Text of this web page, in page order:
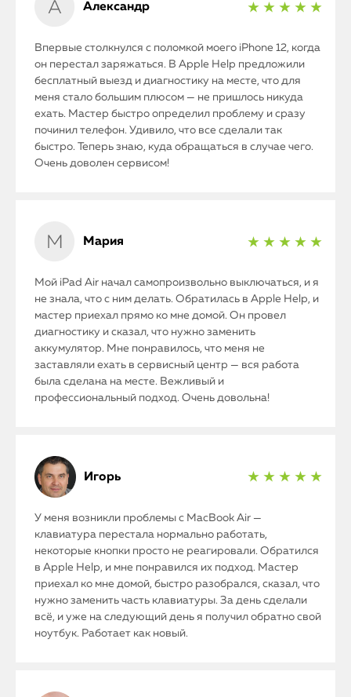
iPhone
Watch
iPad
iMac
Mac Mini
О нас
Статьи
Александр ★ ★ ★ ★ ★
Впервые столкнулся с поломкой моего iPhone 12, когда
он перестал заряжаться. В Apple Help предложили
бесплатный выезд и диагностику на месте, что для
меня стало большим плюсом — не пришлось никуда
ехать. Мастер быстро определил проблему и сразу
починил телефон. Удивило, что все сделали так
быстро. Теперь знаю, куда обращаться в случае чего.
Очень доволен сервисом!
Мария ★ ★ ★ ★ ★
Мой iPad Air начал самопроизвольно выключаться, и я
не знала, что с ним делать. Обратилась в Apple Help, и
мастер приехал прямо ко мне домой. Он провел
диагностику и сказал, что нужно заменить
аккумулятор. Мне понравилось, что меня не
заставляли ехать в сервисный центр — вся работа
была сделана на месте. Вежливый и
профессиональный подход. Очень довольна!
Игорь ★ ★ ★ ★ ★
У меня возникли проблемы с MacBook Air —
клавиатура перестала нормально работать,
некоторые кнопки просто не реагировали. Обратился
в Apple Help, и мне понравился их подход. Мастер
приехал ко мне домой, быстро разобрался, сказал, что
нужно заменить часть клавиатуры. За день сделали
всё, и уже на следующий день я получил обратно свой
ноутбук. Работает как новый.